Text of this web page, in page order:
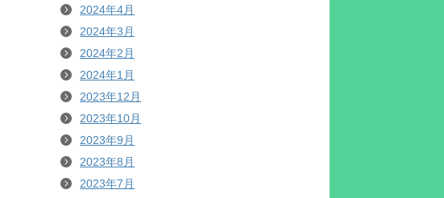
2024年4月
2024年3月
2024年2月
2024年1月
2023年12月
2023年10月
2023年9月
2023年8月
2023年7月